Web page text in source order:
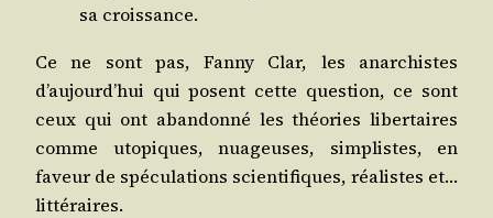
sa croissance.
Ce ne sont pas, Fan­ny Clar, les anar­chistes
d’aujourd’hui qui posent cette ques­tion, ce sont
ceux qui ont aban­don­né les théo­ries liber­taires
comme uto­piques, nua­geuses, sim­plistes, en
faveur de spé­cu­la­tions scien­ti­fiques, réa­listes et…
littéraires.